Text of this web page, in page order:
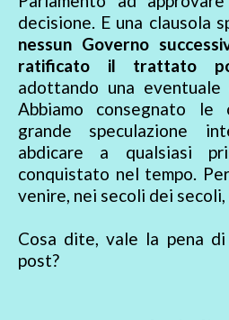
decisione. E una clausola
nessun Governo
ratificato il trattato
adottando una
Abbiamo consegnato
grande speculazione
abdicare a qualsiasi
conquistato nel tempo.
venire, nei secoli dei secoli,
Cosa dite, vale la pena
post?